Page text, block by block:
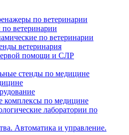
по ветеринарии
ветеринарии
по ветеринарии
ветеринария
помощи и СЛР
стенды по медицине
комплексы по медицине
лаборатории по
Автоматика и управление.